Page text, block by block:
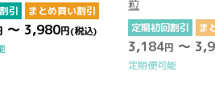
引 まとめ買い割引
～ 3,980円(税込)
粒
定期初回割引 ま
3,184円 ～
定期便可能